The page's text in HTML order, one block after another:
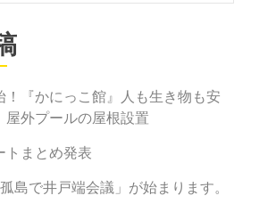
！『かにっこ館』人も生き物も安
屋外プールの屋根設置
トまとめ発表
島で井戸端会議」が始まります。